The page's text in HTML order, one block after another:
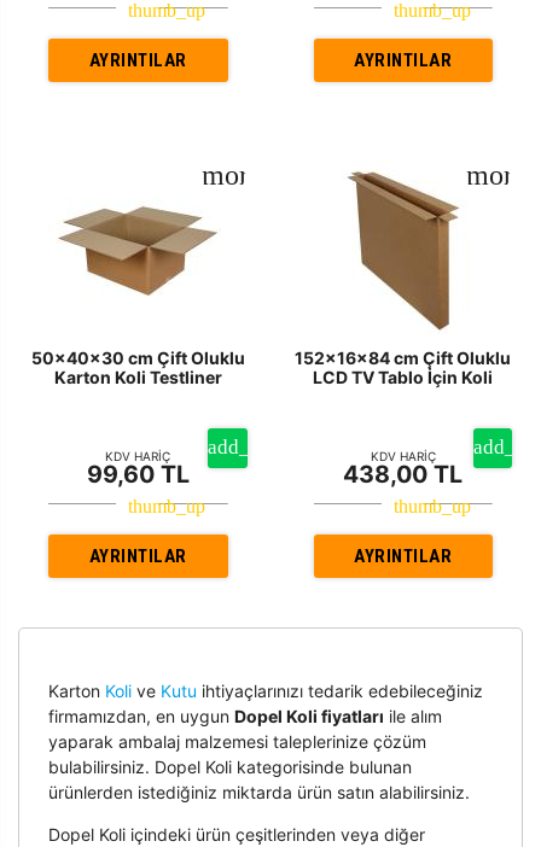
AYRINTILAR AYRINTILAR
50x40x30 cm Çift Oluklu
Karton Koli Testliner
KDV HARİÇ
99,60 TL
AYRINTILAR
152x16x84 cm Çift Oluklu
LCD TV Tablo İçin Koli
KDV HARİÇ
438,00 TL
AYRINTILAR
Karton Kolive Kutu ihtiyaçlarınızı tedarik edebileceğiniz
firmamızdan, en uygun Dopel Koli fiyatları ile alım
yaparak ambalaj malzemesi taleplerinize çözüm
bulabilirsiniz. Dopel Koli kategorisinde bulunan
ürünlerden istediğiniz miktarda ürün satın alabilirsiniz.
Dopel Koli içindeki ürün çeşitlerinden veya diğer